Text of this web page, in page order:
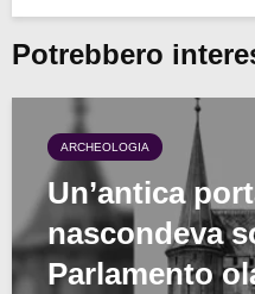
Potrebbero
ARCHEOLOGIA
Un’antica
nascondeva
Parlamento